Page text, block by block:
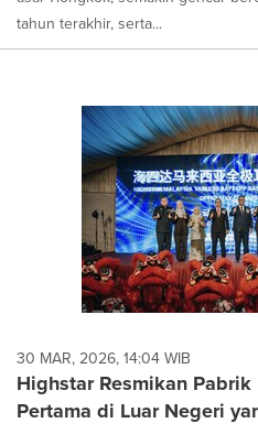
tahun terakhir, serta...
30 MAR, 2026, 14:04 WIB
Highstar Resmikan
Pertama di Luar Negeri